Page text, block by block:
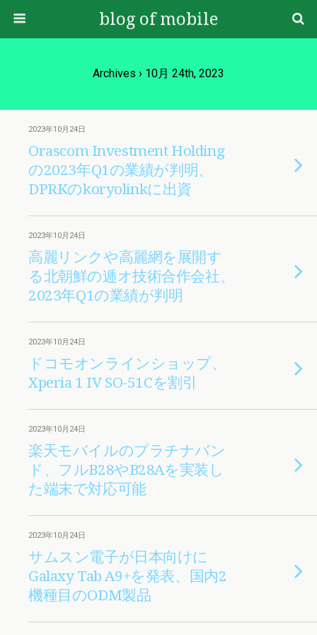
blog of mobile
Archives › 10月 24th, 2023
2023年10月24日
Orascom Investment Holding
の2023年Q1の業績が判明、
DPRKのkoryolinkに出資
2023年10月24日
高麗リンクや高麗網を展開す
る北朝鮮の逓オ技術合作会社、
2023年Q1の業績が判明
2023年10月24日
ドコモオンラインショップ、
Xperia 1 IV SO-51Cを割引
2023年10月24日
楽天モバイルのプラチナバン
ド、フルB28やB28Aを実装し
た端末で対応可能
2023年10月24日
サムスン電子が日本向けに
Galaxy Tab A9+を発表、国内2
機種目のODM製品